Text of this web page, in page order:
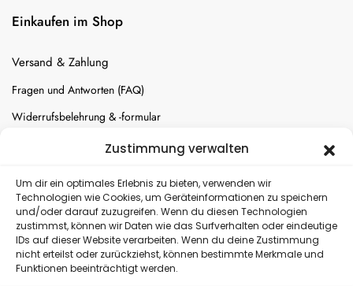
Zustimmung verwalten
Um dir ein optimales Erlebnis zu bieten, verwenden wir
Technologien wie Cookies, um Geräteinformationen zu speichern
und/oder darauf zuzugreifen. Wenn du diesen Technologien
zustimmst, können wir Daten wie das Surfverhalten oder eindeutige
IDs auf dieser Website verarbeiten. Wenn du deine Zustimmung
nicht erteilst oder zurückziehst, können bestimmte Merkmale und
Funktionen beeinträchtigt werden.
Einkaufen im Shop
Versand & Zahlung
Fragen und Antworten (FAQ)
Widerrufsbelehrung & -formular
Batterien-Entsorgung
Versand
Kostenloser Rückversand